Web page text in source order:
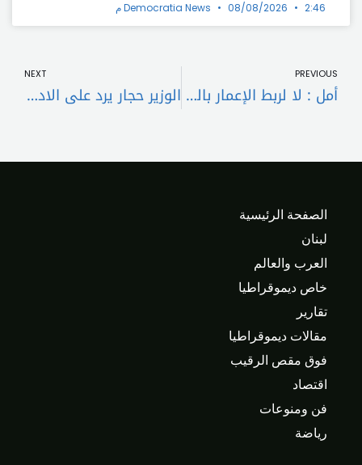
Democratia News 08/08/2026 2:46 م
PREVIOUS
أمل : لا لربط الإعمار بالسياسة
NEXT
الوزير حجار يرد على الادعاءات الكاذبة
الصفحة الرئيسية
لبنان
العرب والعالم
خاص ديموقراطيا
تقارير
مقالات ديموقراطيا
فوق مقص الرقيب
اقتصاد
فن ومنوعات
رياضة